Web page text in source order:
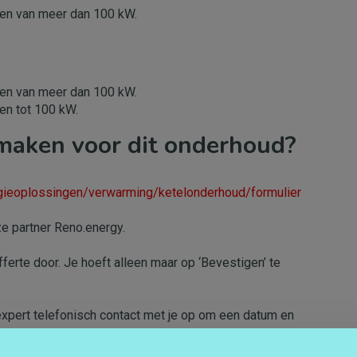
van meer dan 100 kW.
van meer dan 100 kW.
tot 100 kW.
voor dit onderhoud?
verwarming/ketelonderhoud/formulier
partner Reno.energy.
door. Je hoeft alleen maar op ‘Bevestigen’ te
telefonisch contact met je op om een datum en